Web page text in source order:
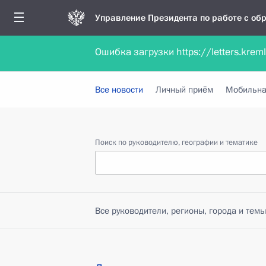
Управление Президента по работе с
Обратиться в форме электронного
Все новости Личный приём
Поиск по руководителю, географии и тематике
Все руководители, регионы, города и темы
Ошибка загрузки https://